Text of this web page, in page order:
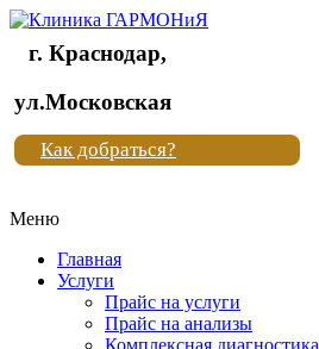
Клиника
"Новая
жизнь"
Клиника
жизнь"
г. Краснодар,
ул.Московская
Как добраться?
Меню
Главная
Услуги
Прайс на услуги
Прайс на анализы
Комплексная диагностика